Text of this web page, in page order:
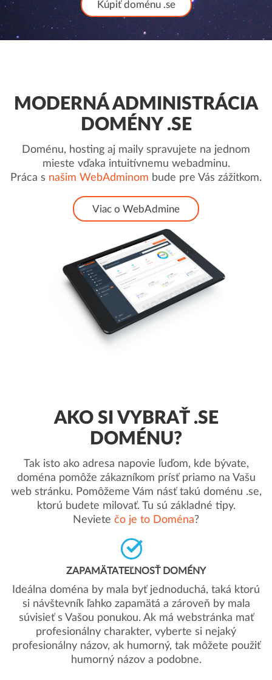
Kúpiť doménu .se
MODERNÁ ADMINISTRÁCIA
DOMÉNY .SE
Doménu, hosting aj maily spravujete na jednom
mieste vďaka intuitívnemu webadminu.
Práca s našim WebAdminom bude pre Vás zážitkom.
Viac o WebAdmine
AKO SI VYBRAŤ .SE
DOMÉNU?
Tak isto ako adresa napovie ľuďom, kde bývate,
doména pomôže zákazníkom prísť priamo na Vašu
web stránku. Pomôžeme Vám násť takú doménu .se,
ktorú budete milovať. Tu sú základné tipy.
Neviete čo je to Doména?
ZAPAMÄTATEĽNOSŤ DOMÉNY
Ideálna doména by mala byť jednoduchá, taká ktorú
si návštevník ľahko zapamätá a zároveň by mala
súvisieť s Vašou ponukou. Ak má webstránka mať
profesionálny charakter, vyberte si nejaký
profesionálny názov, ak humorný, tak môžete použiť
humorný názov a podobne.